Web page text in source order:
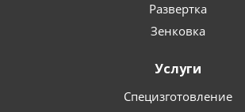
Развертка
Зенковка
Услуги
Специзготовление